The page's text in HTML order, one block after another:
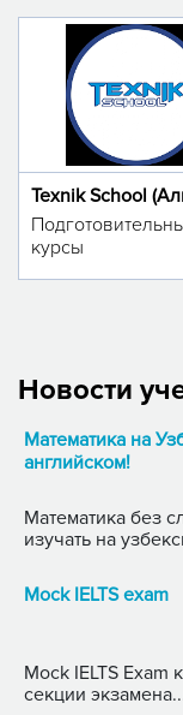
Texnik School
курсы
Новости
Математика на
английском!
Математика без
изучать на
Mock IELTS exam
Mock IELTS Exam
секции